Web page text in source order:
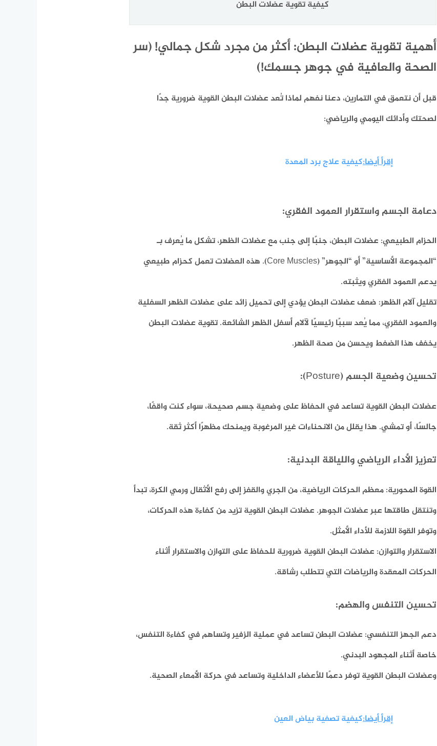
كيفية تقوية عضلات البطن
أهمية تقوية عضلات البطن: أكثر من مجرد شكل جمالي! (سر
الصحة والعافية في جوهر جسمك!)
قبل أن نتعمق في التمارين، دعنا نفهم لماذا تُعد عضلات البطن القوية ضرورية جدًا
لصحتك وأدائك اليومي والرياضي:
إقرأ أيضا:كيفية علاج برد المعدة
دعامة الجسم واستقرار العمود الفقري:
الحزام الطبيعي: عضلات البطن، جنبًا إلى جنب مع عضلات الظهر، تشكل ما يُعرف بـ
“المجموعة الأساسية” أو “الجوهر” (Core Muscles). هذه العضلات تعمل كحزام طبيعي
يدعم العمود الفقري ويثبته.
تقليل آلام الظهر: ضعف عضلات البطن يؤدي إلى تحميل زائد على عضلات الظهر السفلية
والعمود الفقري، مما يُعد سببًا رئيسيًا لآلام أسفل الظهر الشائعة. تقوية عضلات البطن
يخفف هذا الضغط ويحسن من صحة الظهر.
تحسين وضعية الجسم (Posture):
عضلات البطن القوية تساعد في الحفاظ على وضعية جسم صحيحة، سواء كنت واقفًا،
جالسًا، أو تمشي. هذا يقلل من الانحناءات غير المرغوبة ويمنحك مظهرًا أكثر ثقة.
تعزيز الأداء الرياضي واللياقة البدنية:
القوة المحورية:معظم الحركات الرياضية، من الجري والقفز إلى رفع الأثقال ورمي الكرة، تبدأ
وتنتقل طاقتها عبر عضلات الجوهر. عضلات البطن القوية تزيد من كفاءة هذه الحركات،
وتوفر القوة اللازمة للأداء الأمثل.
الاستقرار والتوازن: عضلات البطن القوية ضرورية للحفاظ على التوازن والاستقرار أثناء
الحركات المعقدة والرياضات التي تتطلب رشاقة.
تحسين التنفس والهضم:
دعم الجهز التنفسي: عضلات البطن تساعد في عملية الزفير وتساهم في كفاءة التنفس،
خاصة أثناء المجهود البدني.
وعضلات البطن القوية توفر دعمًا للأعضاء الداخلية وتساعد في حركة الأمعاء الصحية.
إقرأ أيضا:كيفية تصفية بياض العين